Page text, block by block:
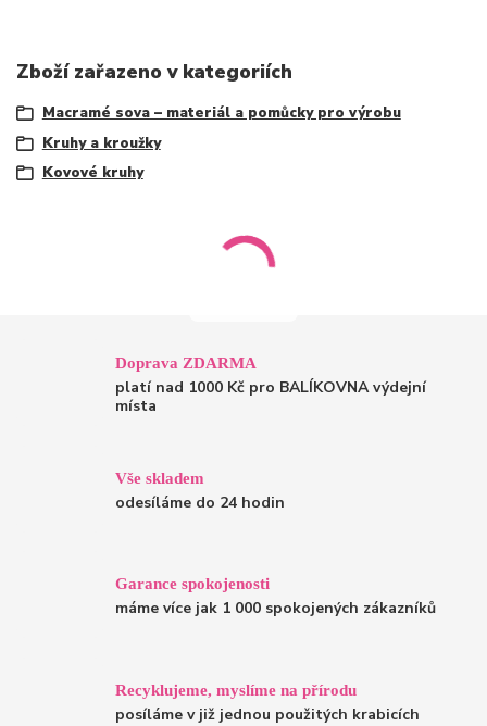
Zboží zařazeno v kategoriích
Macramé sova – materiál a pomůcky pro výrobu
Kruhy a kroužky
Kovové kruhy
Doprava ZDARMA
platí nad 1000 Kč pro BALÍKOVNA výdejní
místa
Vše skladem
odesíláme do 24 hodin
Garance spokojenosti
máme více jak 1 000 spokojených zákazníků
Recyklujeme, myslíme na přírodu
posíláme v již jednou použitých krabicích